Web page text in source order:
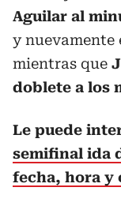
Aguilar al
y nuevamente
mientras que
doblete a los
Le puede
semifinal ida
fecha, hora y